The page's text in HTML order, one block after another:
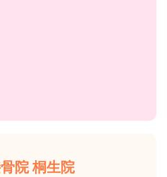
院 桐生院